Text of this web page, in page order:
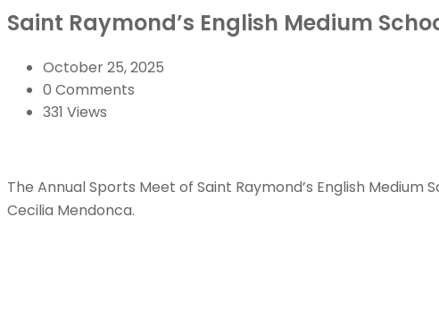
Saint Raymond’s English Medium
October 25, 2025
0 Comments
331 Views
The Annual Sports Meet of Saint Raymond’s English Medium
Cecilia Mendonca.